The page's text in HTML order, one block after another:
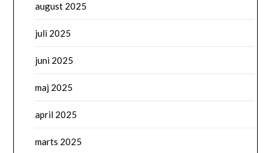
august 2025
juli 2025
juni 2025
maj 2025
april 2025
marts 2025